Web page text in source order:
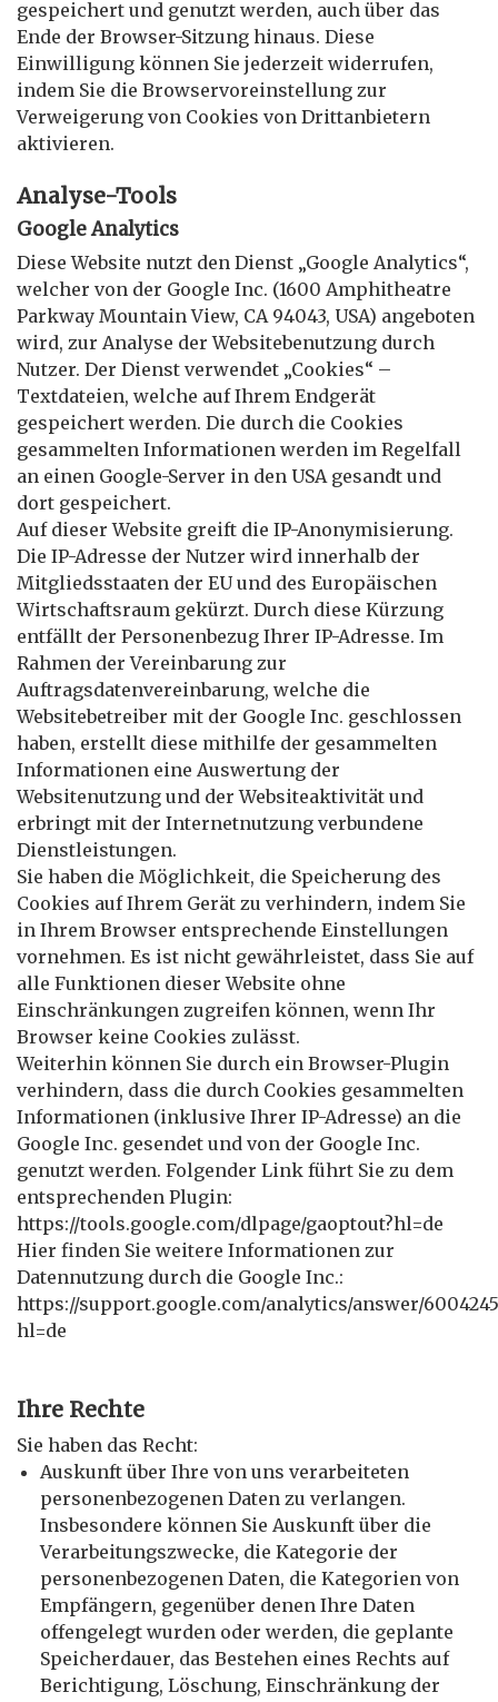
gespeichert und genutzt werden, auch über das
Ende der Browser-Sitzung hinaus. Diese
Einwilligung können Sie jederzeit widerrufen,
indem Sie die Browservoreinstellung zur
Verweigerung von Cookies von Drittanbietern
aktivieren.
Analyse-Tools
Google Analytics
Diese Website nutzt den Dienst „Google Analytics“,
welcher von der Google Inc. (1600 Amphitheatre
Parkway Mountain View, CA 94043, USA) angeboten
wird, zur Analyse der Websitebenutzung durch
Nutzer. Der Dienst verwendet „Cookies“ –
Textdateien, welche auf Ihrem Endgerät
gespeichert werden. Die durch die Cookies
gesammelten Informationen werden im Regelfall
an einen Google-Server in den USA gesandt und
dort gespeichert.
Auf dieser Website greift die IP-Anonymisierung.
Die IP-Adresse der Nutzer wird innerhalb der
Mitgliedsstaaten der EU und des Europäischen
Wirtschaftsraum gekürzt. Durch diese Kürzung
entfällt der Personenbezug Ihrer IP-Adresse. Im
Rahmen der Vereinbarung zur
Auftragsdatenvereinbarung, welche die
Websitebetreiber mit der Google Inc. geschlossen
haben, erstellt diese mithilfe der gesammelten
Informationen eine Auswertung der
Websitenutzung und der Websiteaktivität und
erbringt mit der Internetnutzung verbundene
Dienstleistungen.
Sie haben die Möglichkeit, die Speicherung des
Cookies auf Ihrem Gerät zu verhindern, indem Sie
in Ihrem Browser entsprechende Einstellungen
vornehmen. Es ist nicht gewährleistet, dass Sie auf
alle Funktionen dieser Website ohne
Einschränkungen zugreifen können, wenn Ihr
Browser keine Cookies zulässt.
Weiterhin können Sie durch ein Browser-Plugin
verhindern, dass die durch Cookies gesammelten
Informationen (inklusive Ihrer IP-Adresse) an die
Google Inc. gesendet und von der Google Inc.
genutzt werden. Folgender Link führt Sie zu dem
entsprechenden Plugin:
https://tools.google.com/dlpage/gaoptout?hl=de
Hier finden Sie weitere Informationen zur
Datennutzung durch die Google Inc.:
https://support.google.com/analytics/answer/
hl=de
Ihre Rechte
Sie haben das Recht:
Auskunft über Ihre von uns verarbeiteten
personenbezogenen Daten zu verlangen.
Insbesondere können Sie Auskunft über die
Verarbeitungszwecke, die Kategorie der
personenbezogenen Daten, die Kategorien von
Empfängern, gegenüber denen Ihre Daten
offengelegt wurden oder werden, die geplante
Speicherdauer, das Bestehen eines Rechts auf
Berichtigung, Löschung, Einschränkung der